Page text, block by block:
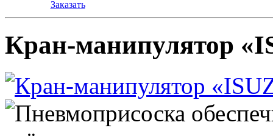
Заказать
Кран-манипулятор